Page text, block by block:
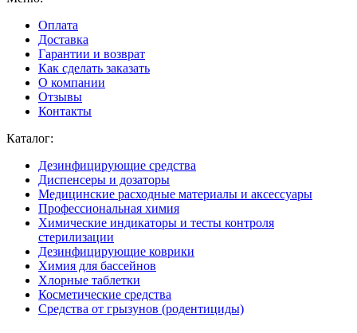
Оплата
Доставка
Гарантии и возврат
Как сделать заказать
О компании
Отзывы
Контакты
Каталог:
Дезинфицирующие средства
Диспенсеры и дозаторы
Медицинские расходные материалы и аксессуары
Профессиональная химия
Химические индикаторы и тесты контроля
стерилизации
Дезинфицирующие коврики
Химия для бассейнов
Хлорные таблетки
Косметические средства
Средства от грызунов (родентициды)